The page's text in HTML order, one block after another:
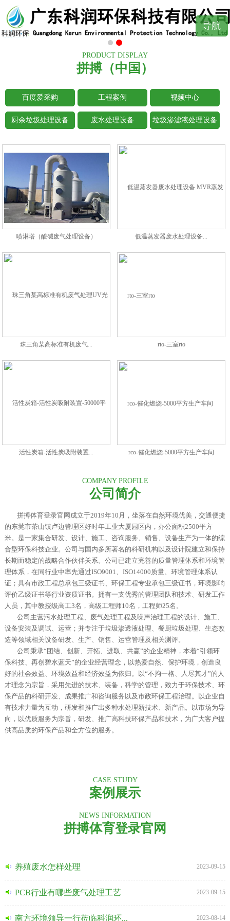
导航
PRODUCT DISPLAY
拼搏（中国）
百度爱采购 工程案例 视频中心
厨余垃圾处理设备 废水处理设备 垃圾渗滤液处理设备
喷淋塔（酸碱废气处理设备） 低温蒸发器废水处理设备...
珠三角某高标准有机废气... rto-三室rto
活性炭箱-活性炭吸附装置... rco-催化燃烧-5000平方生产车间
COMPANY PROFILE
公司简介
拼搏体育登录官网成立于2019年10月，坐落在自然环境优美，交通便捷
的东莞市茶山镇卢边管理区好时年工业大厦园区内，办公面积2500平方
米。是一家集合研发、设计、施工、咨询服务、销售、设备生产为一体的综
合型环保科技企业。 公司与国内多所著名的科研机构以及设计院建立和保持
长期而稳定的战略合作伙伴关系。公司已建立完善的质量管理体系和环境管
理体系，在同行业中率先通过ISO9001、ISO14000质量、环境管理体系认
证；具有市政工程总承包三级证书、环保工程专业承包三级证书，环境影响
评价乙级证书等行业资质证书。拥有一支优秀的管理团队和技术、研发工作
人员，其中教授级高工3名，高级工程师10名，工程师25名。
公司主营污水处理工程、废气处理工程及噪声治理工程的设计、施工、
设备安装及调试、运营；并专注于垃圾渗透液处理、餐厨垃圾处理、生态改
造等领域相关设备研发、生产、销售、运营管理及相关测评。
公司秉承“团结、创新、开拓、进取、共赢”的企业精神，本着“引领环
保科技、再创碧水蓝天”的企业经营理念，以热爱自然、保护环境，创造良
好的社会效益、环境效益和经济效益为依归。以“不拘一格、人尽其才”的人
才理念为宗旨，采用先进的技术、装备，科学的管理，致力于环保技术、环
保产品的科研开发、成果推广和咨询服务以及市政环保工程治理。以企业自
有技术力量为互动，研发和推广出多种水处理新技术、新产品。以市场为导
向，以优质服务为宗旨，研发、推广高科技环保产品和技术，为广大客户提
供高品质的环保产品和全方位的服务。
CASE STUDY
案例展示
NEWS INFORMATION
拼搏体育登录官网
养殖废水怎样处理 2023-09-15
PCB行业有哪些废气处理工艺 2023-09-15
南方环境领导一行莅临科润环... 2023-08-14